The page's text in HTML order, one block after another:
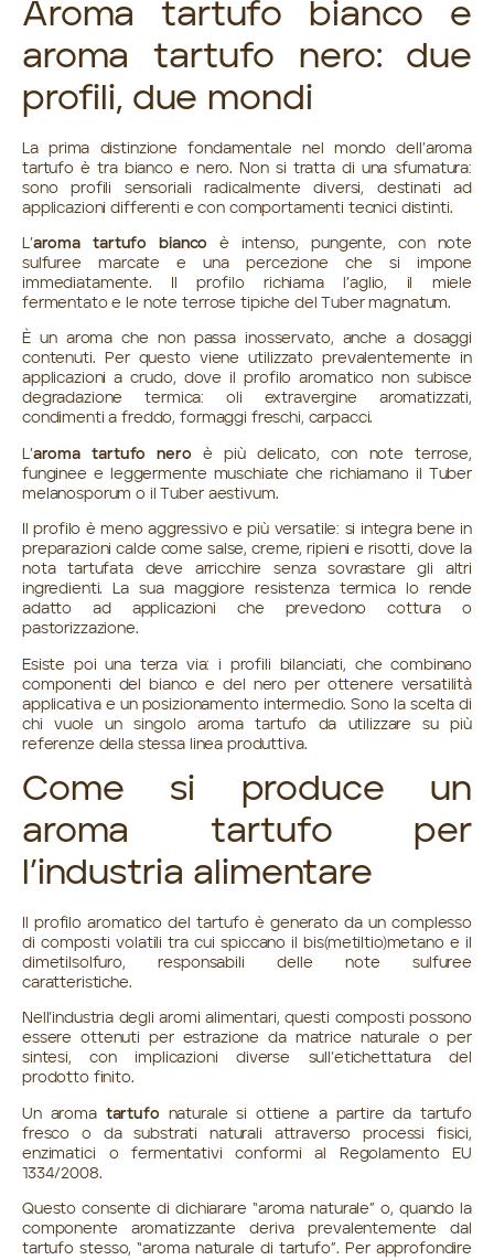
Aroma tartufo bianco e
aroma tartufo nero: due
profili, due mondi
La prima distinzione fondamentale nel mondo dell’aroma
tartufo è tra bianco e nero. Non si tratta di una sfumatura:
sono profili sensoriali radicalmente diversi, destinati ad
applicazioni differenti e con comportamenti tecnici distinti.
L’aroma tartufo bianco è intenso, pungente, con note
sulfuree marcate e una percezione che si impone
immediatamente. Il profilo richiama l’aglio, il miele
fermentato e le note terrose tipiche del Tuber magnatum.
È un aroma che non passa inosservato, anche a dosaggi
contenuti. Per questo viene utilizzato prevalentemente in
applicazioni a crudo, dove il profilo aromatico non subisce
degradazione termica: oli extravergine aromatizzati,
condimenti a freddo, formaggi freschi, carpacci.
L’aroma tartufo nero è più delicato, con note terrose,
funginee e leggermente muschiate che richiamano il Tuber
melanosporum o il Tuber aestivum.
Il profilo è meno aggressivo e più versatile: si integra bene in
preparazioni calde come salse, creme, ripieni e risotti, dove la
nota tartufata deve arricchire senza sovrastare gli altri
ingredienti. La sua maggiore resistenza termica lo rende
adatto ad applicazioni che prevedono cottura o
pastorizzazione.
Esiste poi una terza via: i profili bilanciati, che combinano
componenti del bianco e del nero per ottenere versatilità
applicativa e un posizionamento intermedio. Sono la scelta di
chi vuole un singolo aroma tartufo da utilizzare su più
referenze della stessa linea produttiva.
Come si produce un
aroma tartufo per
l’industria alimentare
Il profilo aromatico del tartufo è generato da un complesso
di composti volatili tra cui spiccano il bis(metiltio)metano e il
dimetilsolfuro, responsabili delle note sulfuree
caratteristiche.
Nell’industria degli aromi alimentari, questi composti possono
essere ottenuti per estrazione da matrice naturale o per
sintesi, con implicazioni diverse sull’etichettatura del
prodotto finito.
Un aromatartufo naturale si ottiene a partire da tartufo
fresco o da substrati naturali attraverso processi fisici,
enzimatici o fermentativi conformi al Regolamento EU
1334/2008.
Questo consente di dichiarare “aroma naturale” o, quando la
componente aromatizzante deriva prevalentemente dal
tartufo stesso, “aroma naturale di tartufo”. Per approfondire